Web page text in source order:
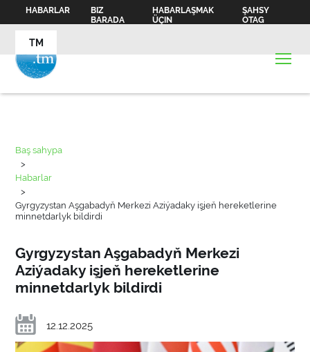
HABARLAR
BIZ
BARADA
HABARLAŞMAK
ÜÇIN
ŞAHSY
OTAG
TM
Baş sahypa
>
Habarlar
>
Gyrgyzystan Aşgabadyň Merkezi Aziýadaky işjeň hereketlerine
minnetdarlyk bildirdi
Gyrgyzystan Aşgabadyň Merkezi
Aziýadaky işjeň hereketlerine
minnetdarlyk bildirdi
12.12.2025